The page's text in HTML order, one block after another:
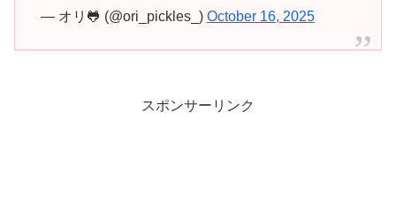
— オリ🐸 (@ori_pickles_) October 16, 2025
スポンサーリンク